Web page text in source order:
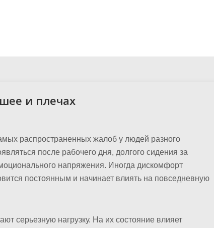
и плечах
распространенных жалоб у людей разного
после рабочего дня, долгого сидения за
напряжения. Иногда дискомфорт
постоянным и начинает влиять на повседневную
серьезную нагрузку. На их состояние влияет